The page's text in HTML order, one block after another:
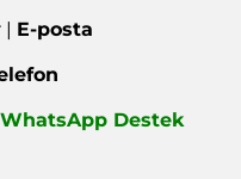
| E-posta
Destek